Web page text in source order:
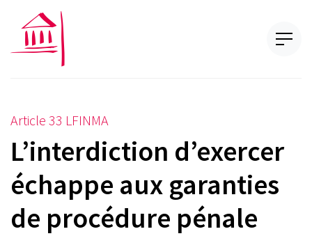
Article 33 LFINMA
L’interdiction d’exercer
échappe aux garanties
de procédure pénale